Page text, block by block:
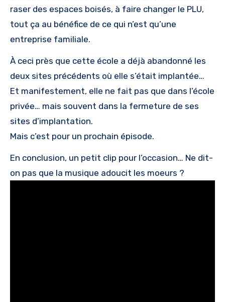
raser des espaces boisés, à faire changer le PLU,
tout ça au bénéfice de ce qui n’est qu’une
entreprise familiale.
À ceci près que cette école a déjà abandonné les
deux sites précédents où elle s’était implantée…
Et manifestement, elle ne fait pas que dans l’école
privée… mais souvent dans la fermeture de ses
sites d’implantation.
Mais c’est pour un prochain épisode.
En conclusion, un petit clip pour l’occasion… Ne dit-
on pas que la musique adoucit les moeurs ?